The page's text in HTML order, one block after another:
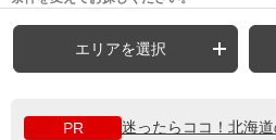
エリアを選択
PR
迷ったらココ！北海